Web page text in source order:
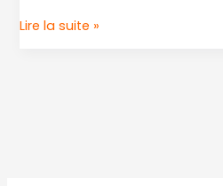
fonctionnent
Lire la suite »